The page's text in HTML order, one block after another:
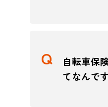
自転車保
てなんで